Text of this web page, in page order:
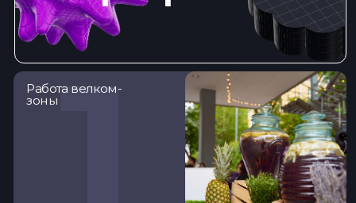
3
Презентация
колледжа IThub:
методология
и ценности
Мастер-классы
по направлениям